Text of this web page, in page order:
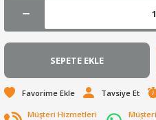
SEPETE EKLE
Tavsiye Et
Müşteri Hizmetleri